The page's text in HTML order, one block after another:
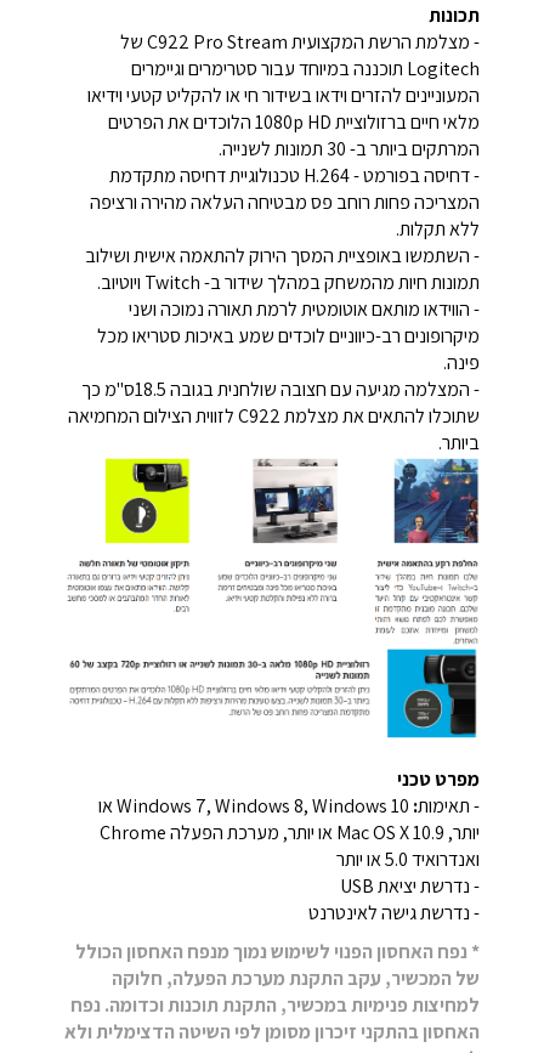
תכונות
- מצלמת הרשת המקצועית C922 Pro Stream של
Logitech תוכננה במיוחד עבור סטרימרים וגיימרים
המעוניינים להזרים וידאו בשידור חי או להקליט קטעי וידיאו
מלאי חיים ברזולוציית 1080p HD הלוכדים את הפרטים
המרתקים ביותר ב- 30 תמונות לשנייה.
- דחיסה בפורמט - H.264 טכנולוגיית דחיסה מתקדמת
המצריכה פחות רוחב פס מבטיחה העלאה מהירה ורציפה
ללא תקלות.
- השתמשו באופציית המסך הירוק להתאמה אישית ושילוב
תמונות חיות מהמשחק במהלך שידור ב- Twitch ויוטיוב.
- הווידאו מותאם אוטומטית לרמת תאורה נמוכה ושני
מיקרופונים רב-כיווניים לוכדים שמע באיכות סטריאו מכל
פינה.
- המצלמה מגיעה עם חצובה שולחנית בגובה 18.5ס"מ כך
שתוכלו להתאים את מצלמת C922 לזווית הצילום המחמיאה
ביותר.
מפרט טכני
- תאימות:
Windows 7, Windows 8, Windows 10 או
יותר, Mac OS X 10.9 או יותר, מערכת הפעלה Chrome
ואנדרואיד 5.0 או יותר
- נדרשת יציאת USB
- נדרשת גישה לאינטרנט
* נפח האחסון הפנוי לשימוש נמוך מנפח האחסון הכולל
של המכשיר, עקב התקנת מערכת הפעלה, חלוקה
למחיצות פנימיות במכשיר, התקנת תוכנות וכדומה. נפח
האחסון בהתקני זיכרון מסומן לפי השיטה הדצימלית ולא